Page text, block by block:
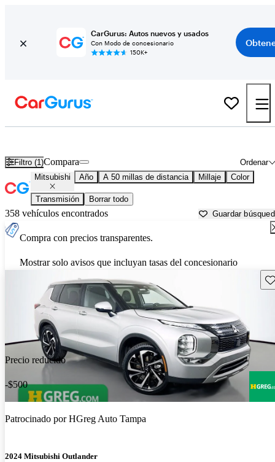
CarGurus: Autos nuevos y usados
Con Modo de concesionario
150K+
Filtro (1) Ordenar
Compara
Mitsubishi Año A 50 millas de distancia Millaje Color
Transmisión Borrar todo
358 vehículos encontrados Guardar
Compra con precios transparentes.
Mostrar solo avisos que incluyan tasas del concesionario
Precio reducido
-$500
Patrocinado porHGreg Auto Tampa
2024 Mitsubishi Outlander